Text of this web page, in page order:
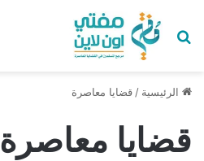
بحث عن
الرئيسية / قضايا معاصرة
قضايا معاصرة